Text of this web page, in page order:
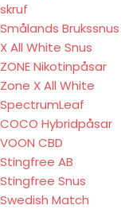
skruf
Smålands Brukssnus
X All White Snus
ZONE Nikotinpåsar
Zone X All White
SpectrumLeaf
COCO Hybridpåsar
VOON CBD
Stingfree AB
Stingfree Snus
Swedish Match